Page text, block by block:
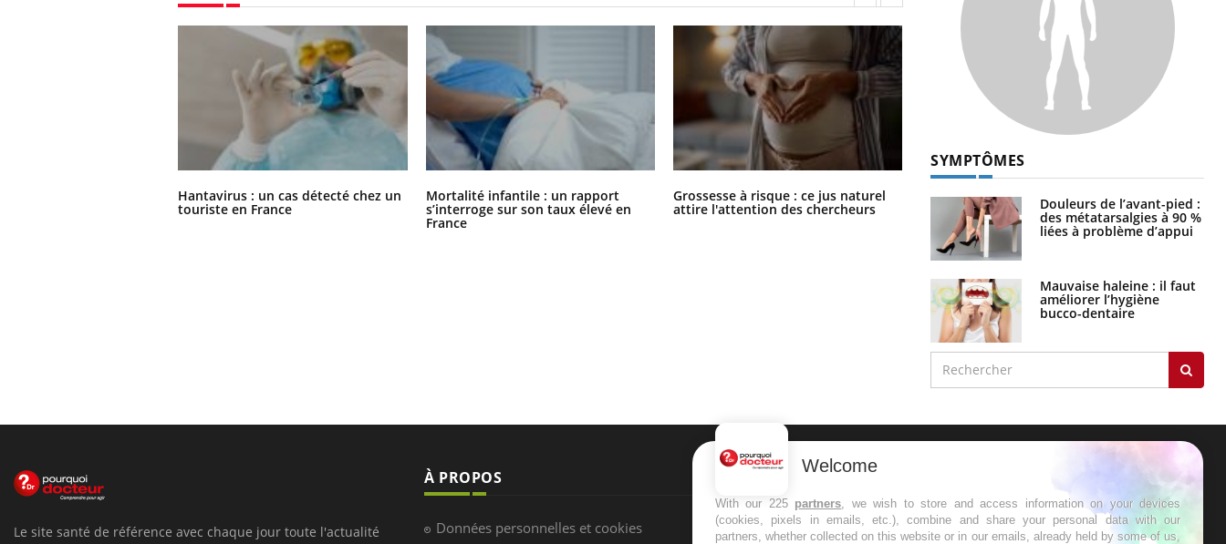
Hantavirus : un cas détecté chez un
touriste en France
Mortalité infantile : un rapport
s’interroge sur son taux élevé en
France
Grossesse à risque : ce jus naturel
attire l'attention des chercheurs vacances ?
SYMPTÔMES
Douleurs de l’avant-pied :
des métatarsalgies à 90 %
liées à problème d’appui
Mauvaise haleine : il faut
améliorer l’hygiène
bucco-dentaire
Le site santé de référence avec chaque jour toute l'actualité
À PROPOS
Données personnelles et cookies
NEWSLETTER
Recevez toutes les semaines les meilleures
infos santé
Welcome
With our 225 partners, we wish to store and access information on your devices
(cookies, pixels in emails, etc.), combine and share your personal data with our
partners, whether collected on this website or in our emails, already held by some of us,